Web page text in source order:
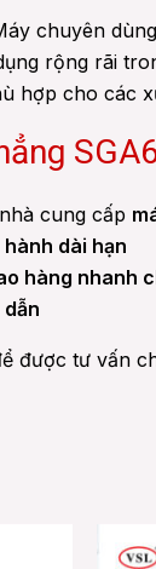
chuyên
rộng rãi
hợp cho các
cung cấp
dài hạn
hàng nhanh
được tư vấn